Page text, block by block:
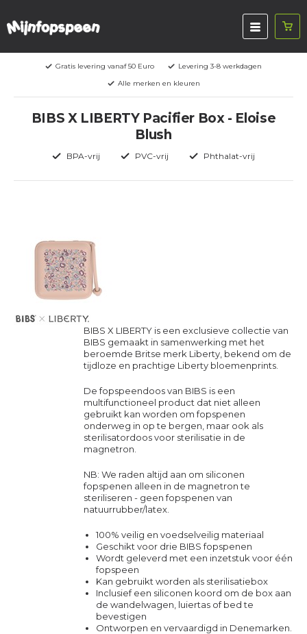
Gratis levering vanaf 50 Euro
Levering 3-8 werkdagen
Alle merken en kleuren
BIBS X LIBERTY Pacifier Box - Eloise
Blush
BPA-vrij PVC-vrij Phthalat-vrij
BIBS X LIBERTY is een exclusieve collectie van
BIBS gemaakt in samenwerking met het
beroemde Britse merk Liberty, bekend om de
tijdloze en prachtige Liberty bloemenprints.
De fopspeendoos van BIBS is een
multifunctioneel product dat niet alleen
gebruikt kan worden om fopspenen
onderweg in op te bergen, maar ook als
sterilisatordoos voor sterilisatie in de
magnetron.
NB: We raden altijd aan om siliconen
fopspenen alleen in de magnetron te
steriliseren - geen fopspenen van
natuurrubber/latex.
100% veilig en voedselveilig materiaal
Geschikt voor drie BIBS fopspenen
Wordt geleverd met een inzetstuk voor één
fopspeen
Kan gebruikt worden als sterilisatiebox
Inclusief een siliconen koord om de box aan
de wandelwagen, luiertas of bed te
bevestigen
Ontworpen en vervaardigd in Denemarken.